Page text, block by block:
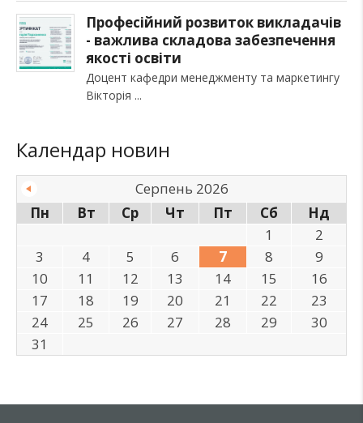
Професійний розвиток викладачів
- важлива складова забезпечення
якості освіти
Доцент кафедри менеджменту та маркетингу
Вікторія
Календар новин
Серпень 2026
Пн
Вт Ср Чт Пт Сб
Нд
1
2
3
4 5 6 7 8
9
10
11 12 13 14 15
16
17
18 19 20 21 22
23
24
25 26 27 28 29
30
31